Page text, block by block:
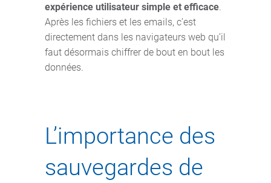
expérience utilisateur simple et efficace
Après les fichiers et les emails, c’est
directement dans les navigateurs web qu’il
faut désormais chiffrer de bout en bout les
données.
L’importance des
sauvegardes de